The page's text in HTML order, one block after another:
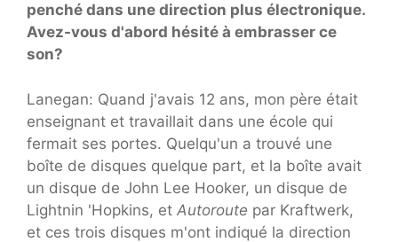
penché dans une direction plus électronique.
Avez-vous d'abord hésité à embrasser ce
son?
Lanegan: Quand j'avais 12 ans, mon père était
enseignant et travaillait dans une école qui
fermait ses portes. Quelqu'un a trouvé une
boîte de disques quelque part, et la boîte avait
un disque de John Lee Hooker, un disque de
Lightnin 'Hopkins, et Autoroute par Kraftwerk,
et ces trois disques m'ont indiqué la direction